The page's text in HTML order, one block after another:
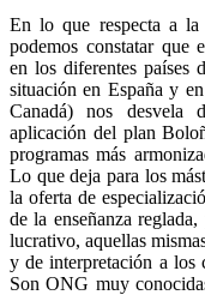
En lo que respecta a la
podemos constatar que
en los diferentes países
situación en España y
Canadá) nos desvela
aplicación del plan
programas más
Lo que deja para los
la oferta de
de la enseñanza
lucrativo, aquellas
y de interpretación a los
Son ONG muy